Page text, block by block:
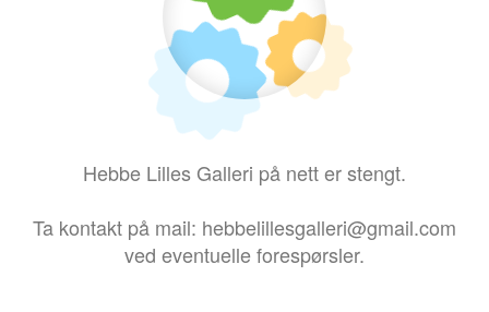
Hebbe Lilles Galleri på nett er stengt.
Ta kontakt på mail: hebbelillesgalleri@gmail.com
ved eventuelle forespørsler.